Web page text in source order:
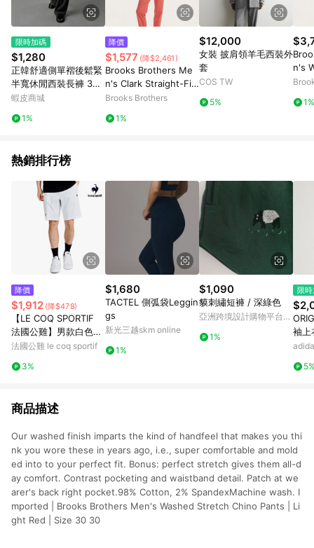
限時加碼
$1,280
正韓舒適側單褶後鬆緊
半寬休閒西裝長褲 3色
YUPPIE 預購商品 092
蝦皮商城
1%
降價
$1,577 (降$2,461)
Brooks Brothers Me
n's Clark Straight-Fit
Stretch Supima Cotto
| Coral | Size 32 32
Brooks Brothers
1%
$12,000
女裝 披肩領羊毛西裝外
套
COS TW
5%
n's
hino
1%
熱銷排行榜
降價
$1,912 (降$478)
【LE COQ SPORTIF
法國公雞】男款白色平
織休閒短褲LWX81381
法國公雞 le coq sportif
3%
$1,680
TACTEL 側弧袋Leggin
gs
新光三越skm online
1%
$1,090
貘刺繡短褲 / 深綠色
亞洲跨境設計購物平台
1%
限
袖上
商品描述
Our washed finish imparts the kind of handfeel that makes you thi
nk you wore these in years ago, i.e., super comfortable and mold
ed into to your perfect fit. Bonus: perfect stretch gives them all-d
ay comfort. Contrast pocketing and waistband detail. Patch at we
arer's back right pocket.98% Cotton, 2% SpandexMachine wash. I
mported | Brooks Brothers Men's Washed Stretch Chino Pants | Li
ght Red | Size 30 30